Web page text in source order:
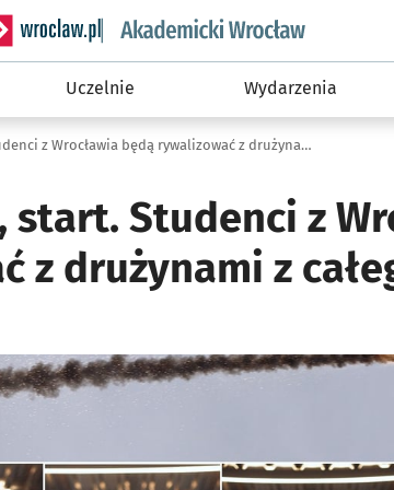
informacyjny wroclaw.pl podserwis:
Uczelnie Wydarzenia
Projekt, budowa, start. Studenci z Wrocławia będą rywalizować z drużynami z całego świata
Studenci z
z drużynami z